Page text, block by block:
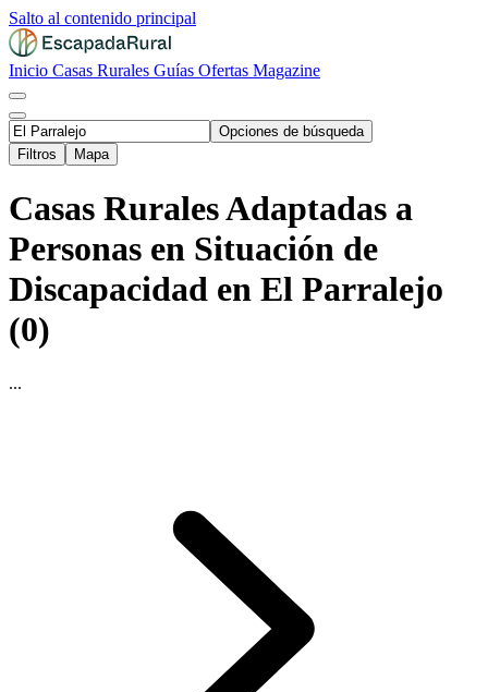
Salto al contenido principal
Inicio Casas Rurales Guías Ofertas Magazine
Opciones de búsqueda
Filtros
Mapa
Casas Rurales Adaptadas a
Personas en Situación de
Discapacidad en El Parralejo
(0)
...